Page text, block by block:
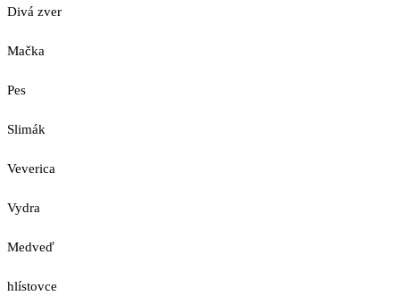
Divá zver
Mačka
Pes
Slimák
Veverica
Vydra
Medveď
hlístovce